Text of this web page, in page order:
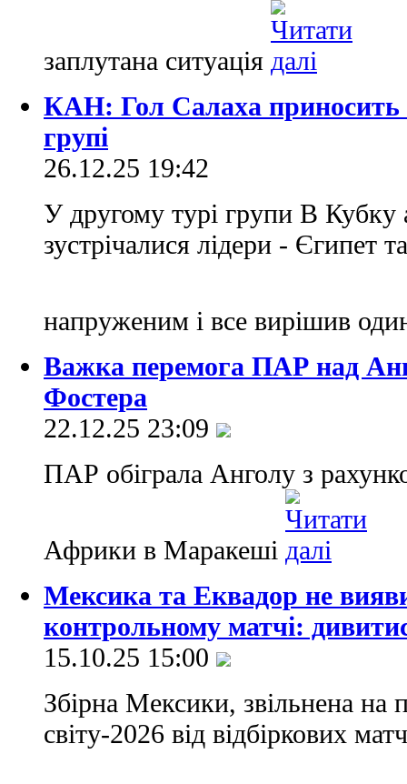
заплутана ситуація
КАН: Гол Салаха приносить
групі
26.12.25 19:42
У другому турі групи В Кубку
зустрічалися лідери -
напруженим і все вирішив
Важка перемога ПАР над
Фостера
22.12.25 23:09
ПАР обіграла Анголу з
Африки в Маракеші
Мексика та Еквадор не
контрольному матчі:
15.10.25 15:00
Збірна Мексики, звільнена на
світу-2026 від відбіркових